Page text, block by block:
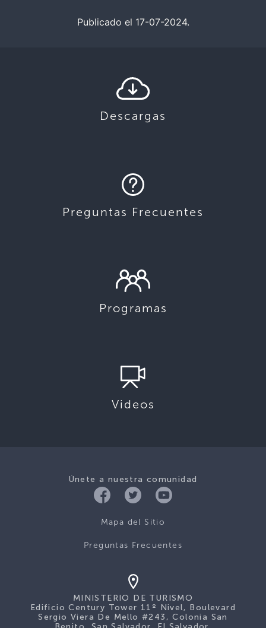
Publicado el 17-07-2024.
Descargas
Preguntas Frecuentes
Programas
Videos
Únete a nuestra comunidad
Mapa del Sitio
Preguntas Frecuentes
MINISTERIO DE TURISMO
Edificio Century Tower 11º Nivel, Boulevard
Sergio Viera De Mello #243, Colonia San